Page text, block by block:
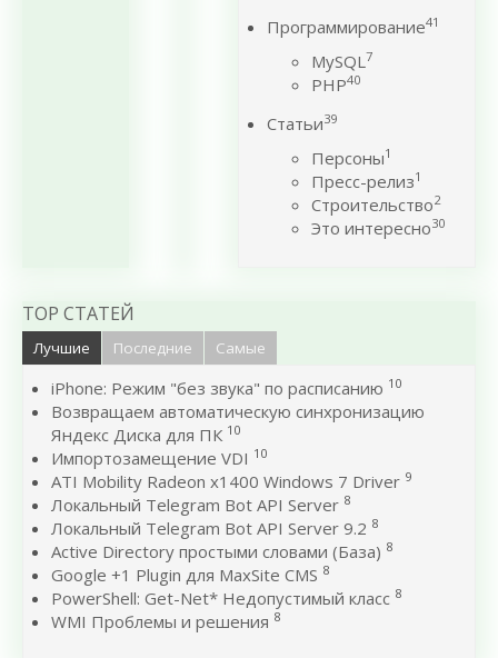
Программирование41
MySQL7
PHP40
Статьи39
Персоны1
Пресс-релиз1
Строительство2
Это интересно30
TOP СТАТЕЙ
Лучшие Последние Самые
iPhone: Режим "без звука" по расписанию 10
Возвращаем автоматическую синхронизацию
Яндекс Диска для ПК 10
Импортозамещение VDI 10
ATI Mobility Radeon x1400 Windows 7 Driver 9
Локальный Telegram Bot API Server 8
Локальный Telegram Bot API Server 9.2 8
Active Directory простыми словами (База) 8
Google +1 Plugin для MaxSite CMS 8
PowerShell: Get-Net* Недопустимый класс 8
WMI Проблемы и решения 8